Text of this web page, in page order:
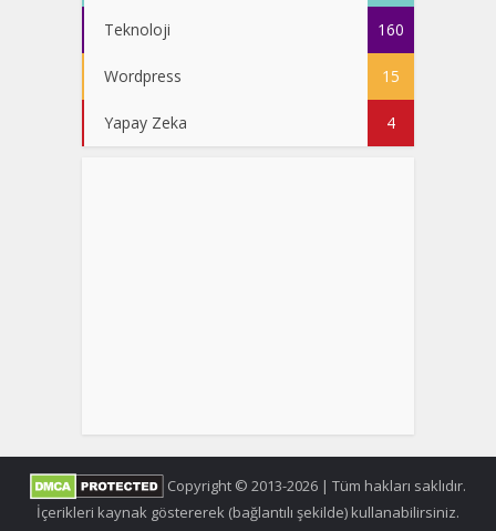
Teknoloji 160
Wordpress 15
Yapay Zeka 4
Copyright © 2013-2026 | Tüm hakları saklıdır.
İçerikleri kaynak göstererek (bağlantılı şekilde) kullanabilirsiniz.